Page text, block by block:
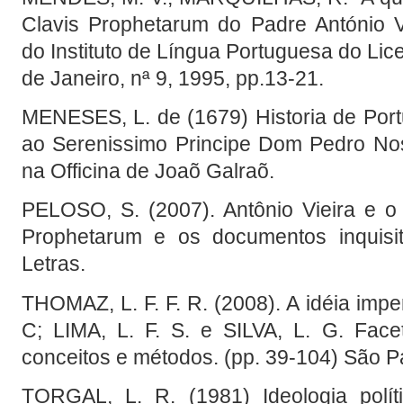
Clavis Prophetarum do Padre António
do Instituto de Língua Portuguesa do
de Janeiro, nª 9, 1995, pp.13-21.
MENESES, L. de (1679) Historia de
ao Serenissimo Principe Dom Pedro
na Officina de Joaõ Galraõ.
PELOSO, S. (2007). Antônio Vieira e
Prophetarum e os documentos
Letras.
THOMAZ, L. F. F. R. (2008). A idéia
C; LIMA, L. F. S. e SILVA, L. G.
conceitos e métodos. (pp. 39-104) São
TORGAL, L. R. (1981) Ideologia